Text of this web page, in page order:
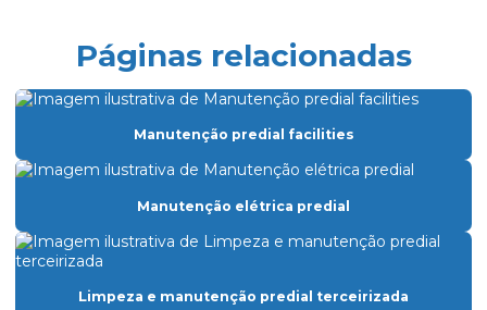
Eletricista de manutenção predial
Empresa de dedetização
Empresa especializada em limpeza
Empresa especializada em limpeza de vidros
Empresa de facilities prediais
Empresa facility serviços gerais
Empresa de lavagem de fachada de vidro
Páginas relacionadas
Manutenção predial facilities
Manutenção elétrica predial
Limpeza e manutenção predial terceirizada